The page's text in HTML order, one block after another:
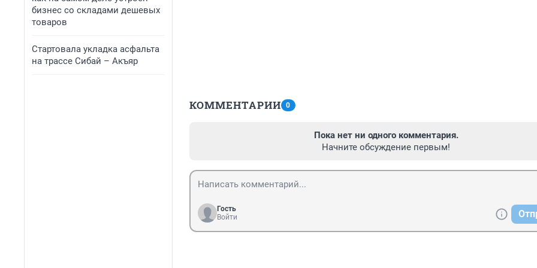
бизнес со складами дешевых
товаров
Стартовала укладка асфальта
на трассе Сибай – Акъяр
КОММЕНТАРИИ 0
Пока нет ни одного комментария.
Начните обсуждение первым!
Гость
Войти